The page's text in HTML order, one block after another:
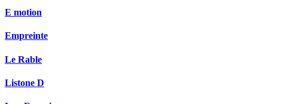
E motion
Empreinte
Le Rable
Listone D